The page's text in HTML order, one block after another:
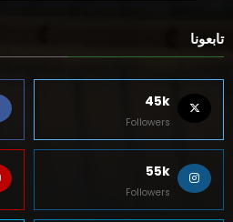
تابعونا
45k
Followers
55k
Followers